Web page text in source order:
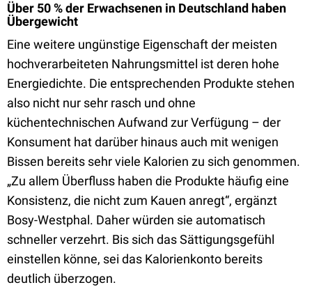
Über 50 % der Erwachsenen in Deutschland haben
Übergewicht
Eine weitere ungünstige Eigenschaft der meisten
hochverarbeiteten Nahrungsmittel ist deren hohe
Energiedichte. Die entsprechenden Produkte stehen
also nicht nur sehr rasch und ohne
küchentechnischen Aufwand zur Verfügung – der
Konsument hat darüber hinaus auch mit wenigen
Bissen bereits sehr viele Kalorien zu sich genommen.
„Zu allem Überfluss haben die Produkte häufig eine
Konsistenz, die nicht zum Kauen anregt“, ergänzt
Bosy-Westphal. Daher würden sie automatisch
schneller verzehrt. Bis sich das Sättigungsgefühl
einstellen könne, sei das Kalorienkonto bereits
deutlich überzogen.